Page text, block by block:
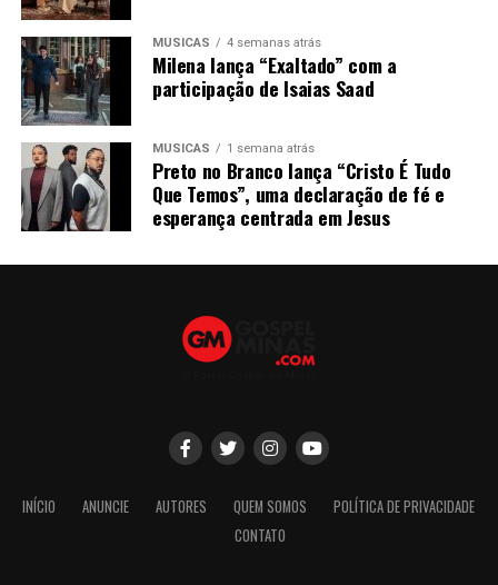
MÚSICAS 4 semanas atrás
Milena lança “Exaltado” com a
participação de Isaias Saad
MÚSICAS 1 semana atrás
Preto no Branco lança “Cristo É Tudo
Que Temos”, uma declaração de fé e
esperança centrada em Jesus
INÍCIO ANUNCIE AUTORES QUEM SOMOS
POLÍTICA DE PRIVACIDADE
CONTATO